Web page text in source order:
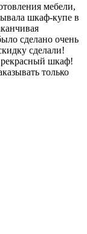
мебели,
шкаф-купе в
сделано очень
сделали!
шкаф!
только